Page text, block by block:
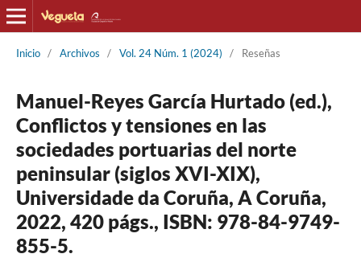
Inicio / Archivos / Vol. 24 Núm. 1 (2024) / Reseñas
Manuel-Reyes García Hurtado (ed.),
Conflictos y tensiones en las
sociedades portuarias del norte
peninsular (siglos XVI-XIX),
Universidade da Coruña, A Coruña,
2022, 420 págs., ISBN: 978-84-9749-
855-5.